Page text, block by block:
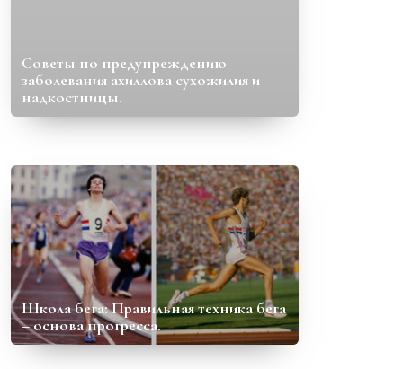
Советы по предупреждению
заболевания ахиллова сухожилия и
надкостницы.
Школа бега: Правильная техника бега
– основа прогресса.